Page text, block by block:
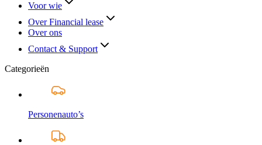
Voor wie
Over Financial lease
Over ons
Contact & Support
Categorieën
Personenauto’s